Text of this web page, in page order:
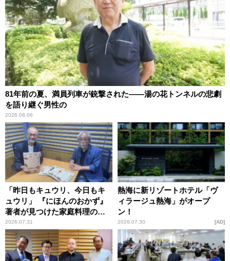
81年前の夏、満員列車が銃撃された――湯の花トンネルの悲劇
を語り継ぐ男性の
2026.08.06
「昨日もキュウリ、今日もキ
ュウリ」 『にほんのおかず』
著者が見つけた家庭料理の知
恵
2026.07.31
熱海に新リゾートホテル「ヴ
ィラージュ熱海」がオープ
ン！
2026.07.30 AD